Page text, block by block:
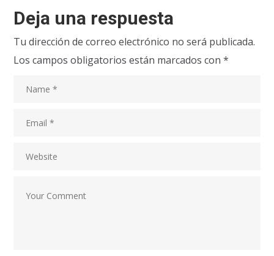
Deja una respuesta
Tu dirección de correo electrónico no será publicada.
Los campos obligatorios están marcados con*